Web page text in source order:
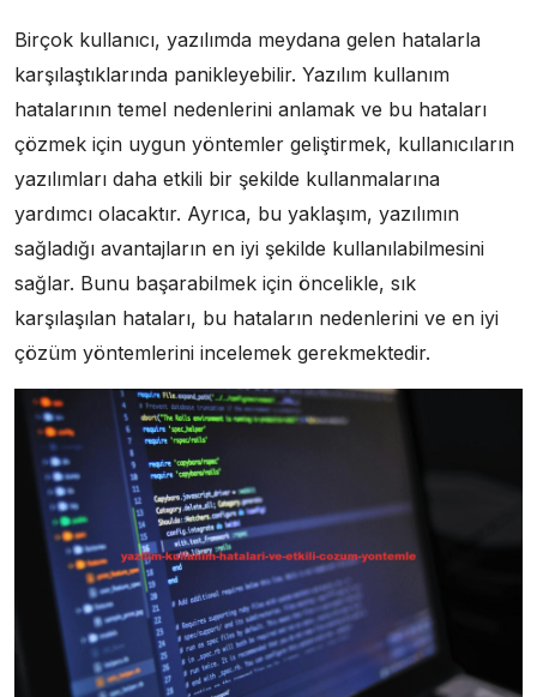
Birçok kullanıcı, yazılımda meydana gelen hatalarla
karşılaştıklarında panikleyebilir. Yazılım kullanım
hatalarının temel nedenlerini anlamak ve bu hataları
çözmek için uygun yöntemler geliştirmek, kullanıcıların
yazılımları daha etkili bir şekilde kullanmalarına
yardımcı olacaktır. Ayrıca, bu yaklaşım, yazılımın
sağladığı avantajların en iyi şekilde kullanılabilmesini
sağlar. Bunu başarabilmek için öncelikle, sık
karşılaşılan hataları, bu hataların nedenlerini ve en iyi
çözüm yöntemlerini incelemek gerekmektedir.